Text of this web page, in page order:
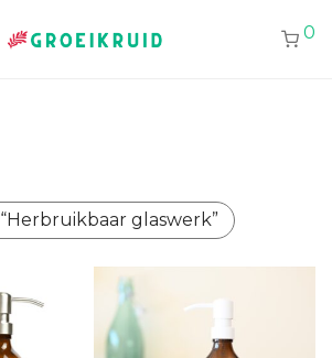
0
“Herbruikbaar glaswerk”